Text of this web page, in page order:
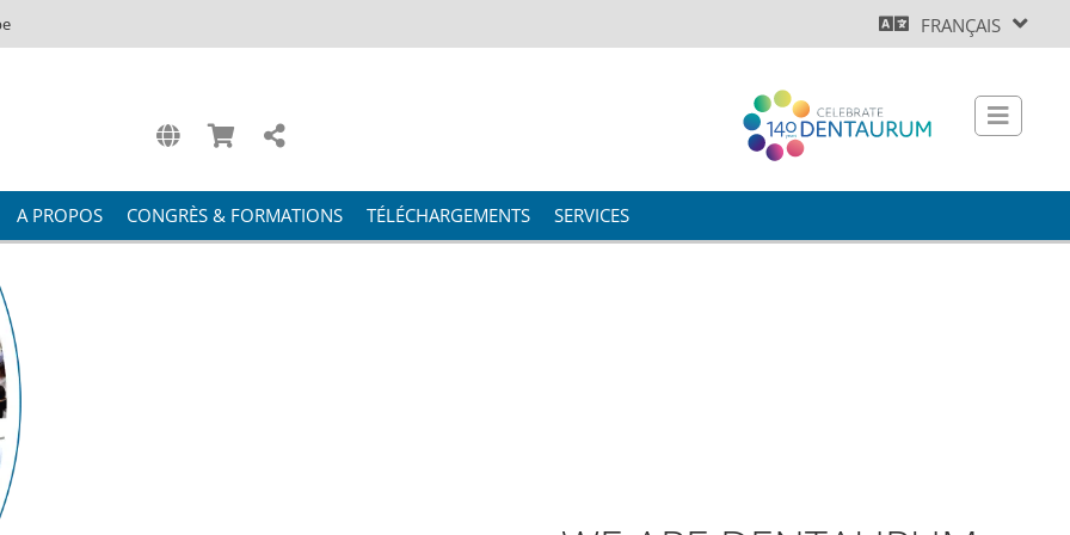
FRANÇAIS
A PROPOS CONGRÈS & FORMATIONS TÉLÉCHARGEMENTS SERVICES